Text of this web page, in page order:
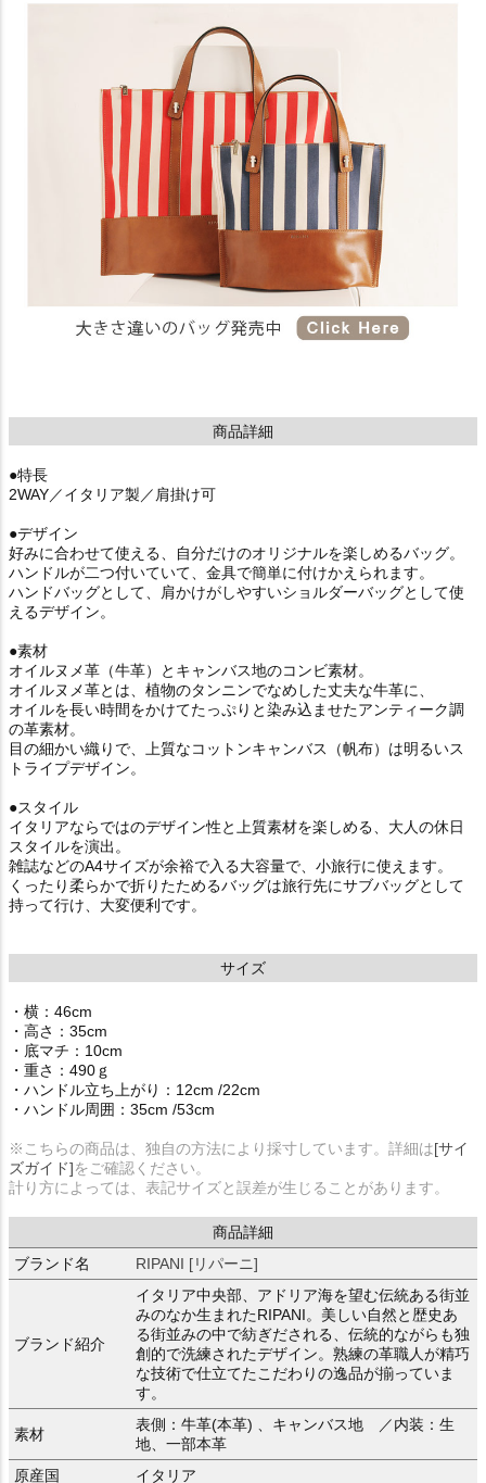
商品詳細
●特長
2WAY／イタリア製／肩掛け可
●デザイン
好みに合わせて使える、自分だけのオリジナルを楽しめるバッグ。
ハンドルが二つ付いていて、金具で簡単に付けかえられます。
ハンドバッグとして、肩かけがしやすいショルダーバッグとして使
えるデザイン。
●素材
オイルヌメ革（牛革）とキャンバス地のコンビ素材。
オイルヌメ革とは、植物のタンニンでなめした丈夫な牛革に、
オイルを長い時間をかけてたっぷりと染み込ませたアンティーク調
の革素材。
目の細かい織りで、上質なコットンキャンバス（帆布）は明るいス
トライプデザイン。
●スタイル
イタリアならではのデザイン性と上質素材を楽しめる、大人の休日
スタイルを演出。
雑誌などのA4サイズが余裕で入る大容量で、小旅行に使えます。
くったり柔らかで折りたためるバッグは旅行先にサブバッグとして
持って行け、大変便利です。
サイズ
・横：46cm
・高さ：35cm
・底マチ：10cm
・重さ：490ｇ
・ハンドル立ち上がり：12cm /22cm
・ハンドル周囲：35cm /53cm
※こちらの商品は、独自の方法により採寸しています。詳細は[サイ
ズガイド]をご確認ください。
計り方によっては、表記サイズと誤差が生じることがあります。
商品詳細
ブランド名
RIPANI [リパーニ]
ブランド紹介
イタリア中央部、アドリア海を望む伝統ある街並
みのなか生まれたRIPANI。美しい自然と歴史あ
る街並みの中で紡ぎだされる、伝統的ながらも独
創的で洗練されたデザイン。熟練の革職人が精巧
な技術で仕立てたこだわりの逸品が揃っていま
す。
素材
表側：牛革(本革) 、キャンバス地 ／内装：生
地、一部本革
原産国
イタリア